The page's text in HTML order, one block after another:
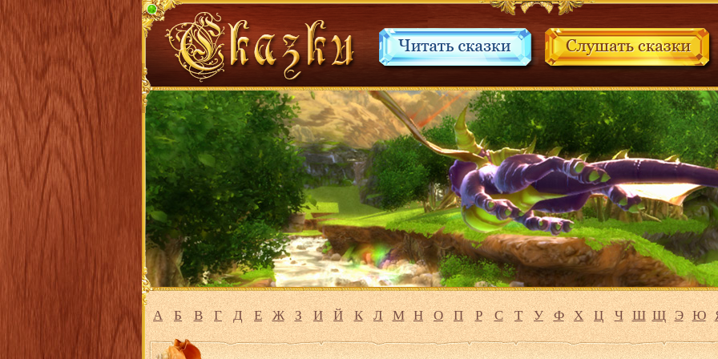
А Б В Г Д Е Ж З И Й К Л М Н О П Р С Т У Ф Х Ц Ч Ш Щ Э Ю